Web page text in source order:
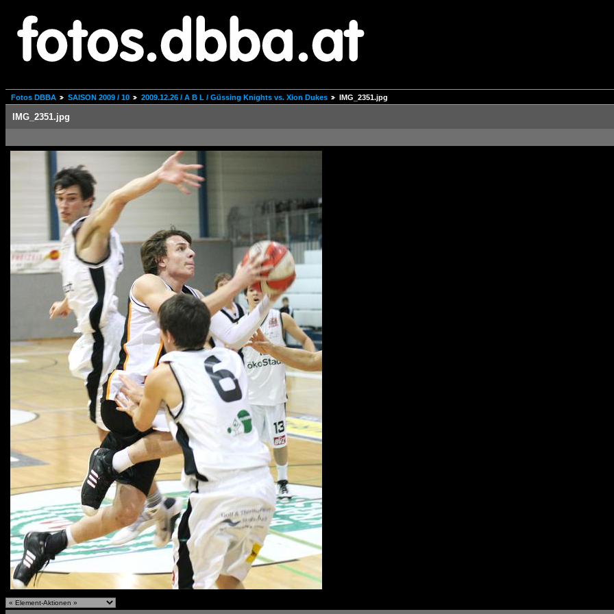
Fotos DBBA SAISON 2009 / 10 2009.12.26 / A B L / Güssing Knights vs. Xion Dukes IMG_2351.jpg
IMG_2351.jpg